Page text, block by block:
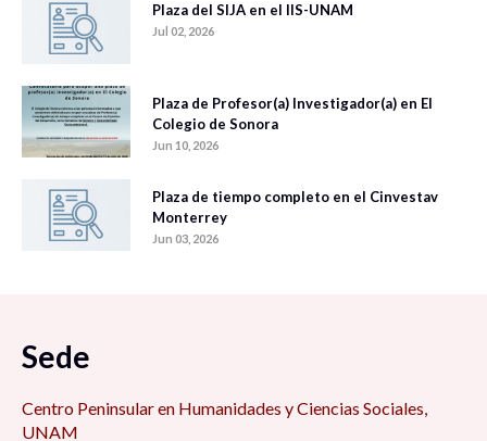
Plaza del SIJA en el IIS-UNAM
Jul 02, 2026
Plaza de Profesor(a) Investigador(a) en El
Colegio de Sonora
Jun 10, 2026
Plaza de tiempo completo en el Cinvestav
Monterrey
Jun 03, 2026
Sede
Centro Peninsular en Humanidades y Ciencias Sociales,
UNAM